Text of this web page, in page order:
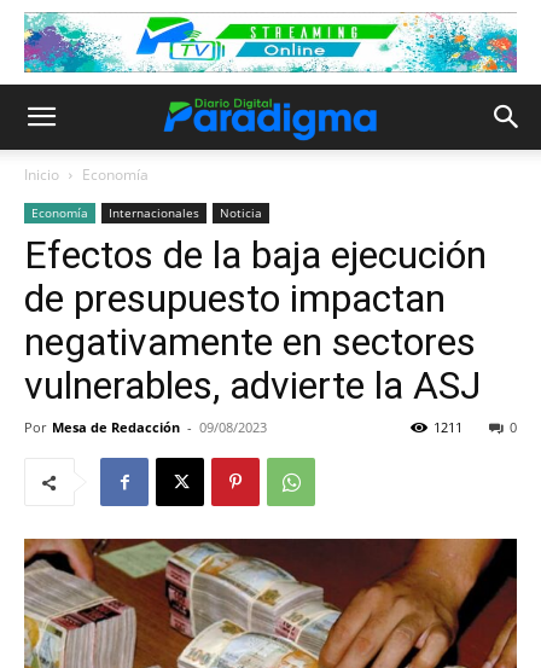
Inicio Economía
Economía Internacionales Noticia
Efectos de la baja ejecución
de presupuesto impactan
negativamente en sectores
vulnerables, advierte la ASJ
Por Mesa de Redacción - 09/08/2023 0
1211